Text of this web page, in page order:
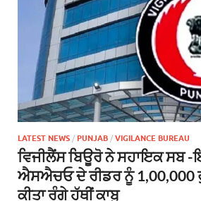
LATEST NEWS / PUNJAB / VIGILANCE BUREAU
ਵਿਜੀਲੈਂਸ ਬਿਊਰੋ ਨੇ ਸਹਾਇਕ ਸਬ
ਐਸਐਚਓ ਦੇ ਰੀਡਰ ਨੂੰ 1,00,000
ਕੀਤਾ ਰੰਗੇ ਹੱਥੀਂ ਕਾਬੂ